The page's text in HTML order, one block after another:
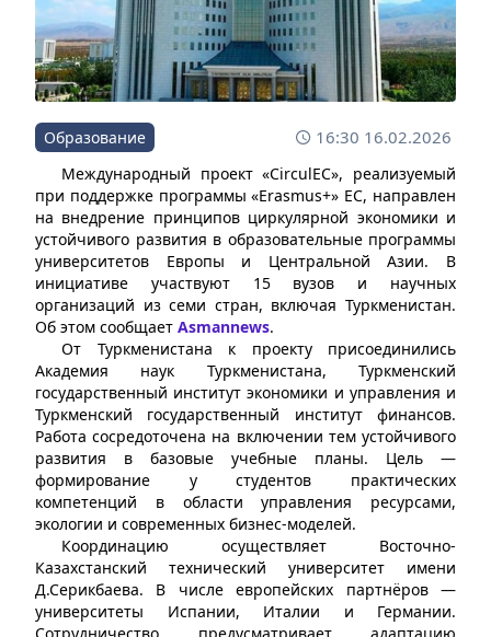
Образование 16:30 16.02.2026
Международный проект «CirculEC», реализуемый
при поддержке программы «Erasmus+» ЕС, направлен
на внедрение принципов циркулярной экономики и
устойчивого развития в образовательные программы
университетов Европы и Центральной Азии. В
инициативе участвуют 15 вузов и научных
организаций из семи стран, включая Туркменистан.
Об этом сообщает Asmannews.
От Туркменистана к проекту присоединились
Академия наук Туркменистана, Туркменский
государственный институт экономики и управления и
Туркменский государственный институт финансов.
Работа сосредоточена на включении тем устойчивого
развития в базовые учебные планы. Цель —
формирование у студентов практических
компетенций в области управления ресурсами,
экологии и современных бизнес-моделей.
Координацию осуществляет Восточно-
Казахстанский технический университет имени
Д.Серикбаева. В числе европейских партнёров —
университеты Испании, Италии и Германии.